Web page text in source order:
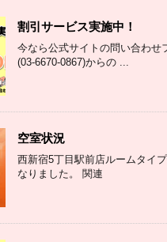
割引サービス実施中！
今なら公式サイトの問い合わせ
(03-6670-0867)からの ...
空室状況
西新宿5丁目駅前店ルームタイ
なりました。 関連